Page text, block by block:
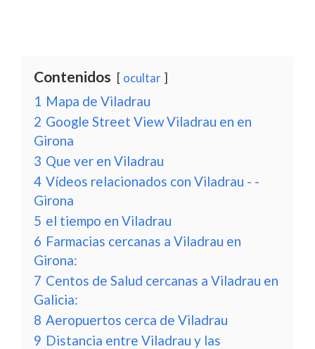
Contenidos ocultar
1 Mapa de Viladrau
2 Google Street View Viladrau en en
Girona
3 Que ver en Viladrau
4 Vídeos relacionados con Viladrau - -
Girona
5 el tiempo en Viladrau
6 Farmacias cercanas a Viladrau en
Girona:
7 Centos de Salud cercanas a Viladrau en
Galicia:
8 Aeropuertos cerca de Viladrau
9 Distancia entre Viladrau y las